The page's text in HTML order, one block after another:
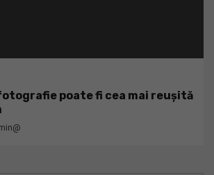
poate fi cea mai reușită